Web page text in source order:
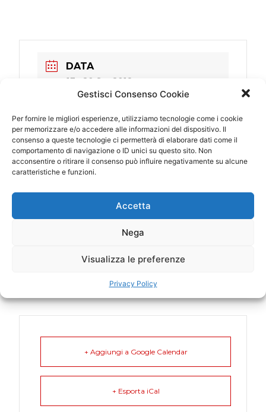
Gestisci Consenso Cookie
Per fornire le migliori esperienze, utilizziamo tecnologie come i cookie
per memorizzare e/o accedere alle informazioni del dispositivo. Il
consenso a queste tecnologie ci permetterà di elaborare dati come il
comportamento di navigazione o ID unici su questo sito. Non
acconsentire o ritirare il consenso può influire negativamente su alcune
caratteristiche e funzioni.
Accetta
Nega
Visualizza le preferenze
Privacy Policy
DATA
17 - 20 Set 2018
Scaduto!
ORA
0:00 - 23:00
Tokyo (Giappone)
Shinjuku Bunka Center
Estero
+ Aggiungi a Google Calendar
+ Esporta iCal